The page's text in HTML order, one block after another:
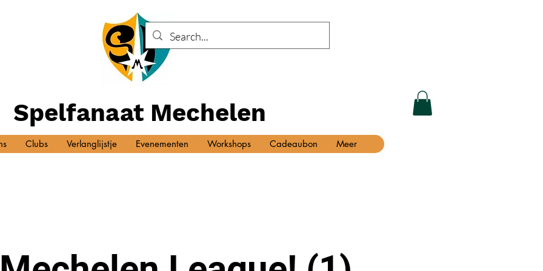
Spelfanaat Mechelen
Clubs Verlanglijstje Evenementen Workshops Cadeaubon Meer